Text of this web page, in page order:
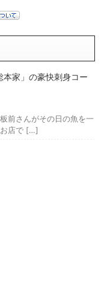
家」の豪快刺身コー
前さんがその日の魚を一
お店で […]